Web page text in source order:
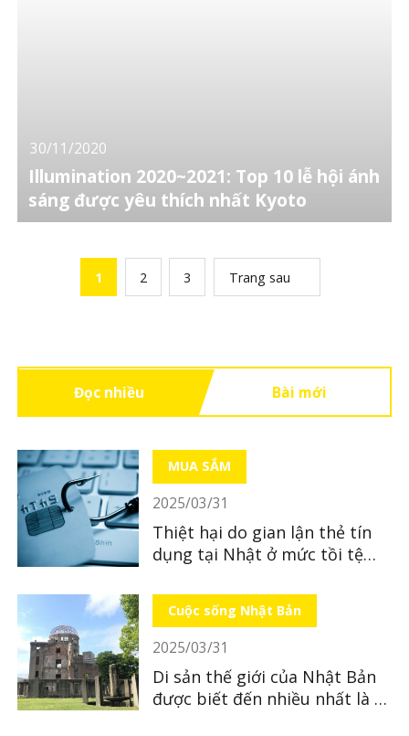
30/11/2020
Illumination 2020~2021: Top 10 lễ hội ánh
sáng được yêu thích nhất Kyoto
1 2 3 Trang sau
Đọc nhiều Bài mới
MUA SẮM
2025/03/31
Thiệt hại do gian lận thẻ tín
dụng tại Nhật ở mức tồi tệ
Cuộc sống Nhật Bản
2025/03/31
Di sản thế giới của Nhật Bản
được biết đến nhiều nhất là di